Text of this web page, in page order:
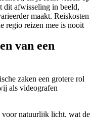
dit afwisseling in beeld,
maakt. Reiskosten
regio reizen mee is nooit
van een
zaken een grotere rol
als videografen
voor natuurlijk licht, wat de